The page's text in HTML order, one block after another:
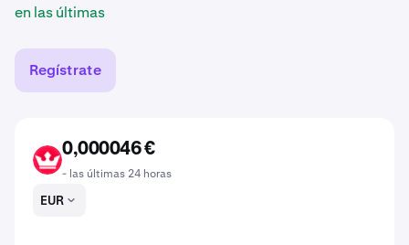
en las últimas
Regístrate
CHAMP
0,000046 €
- las últimas 24 horas
EUR